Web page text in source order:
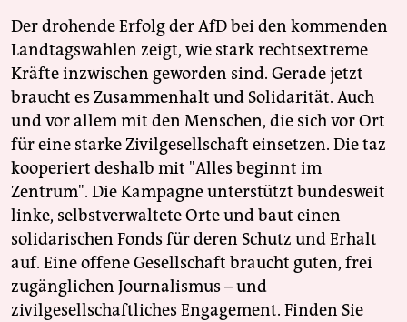
Der drohende Erfolg der AfD bei den kommenden
Landtagswahlen zeigt, wie stark rechtsextreme
Kräfte inzwischen geworden sind. Gerade jetzt
braucht es Zusammenhalt und Solidarität. Auch
und vor allem mit den Menschen, die sich vor Ort
für eine starke Zivilgesellschaft einsetzen. Die taz
kooperiert deshalb mit "Alles beginnt im
Zentrum". Die Kampagne unterstützt bundesweit
linke, selbstverwaltete Orte und baut einen
solidarischen Fonds für deren Schutz und Erhalt
auf. Eine offene Gesellschaft braucht guten, frei
zugänglichen Journalismus – und
zivilgesellschaftliches Engagement. Finden Sie